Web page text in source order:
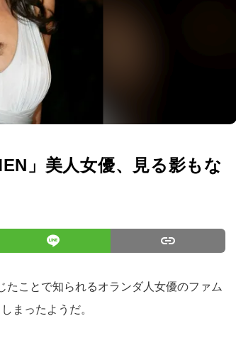
」美人女優、見る影もな
たことで知られるオランダ人女優のファム
まったようだ。